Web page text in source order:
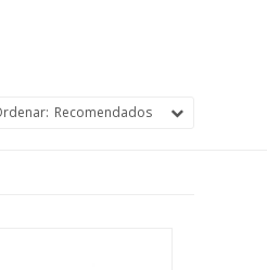
Recomendados